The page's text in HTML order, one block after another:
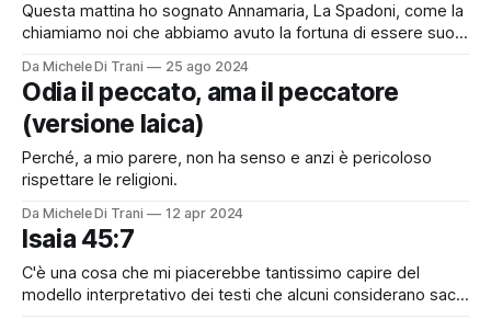
Questa mattina ho sognato Annamaria, La Spadoni, come la
chiamiamo noi che abbiamo avuto la fortuna di essere suoi
seguito, prima di dimenticarlo. Spero che mi perdonerete lo
stile asciutto e il lessico poco ricercato ma voglio fissare i
ricordi sfuggenti
Da Michele Di Trani 25 ago 2024
Odia il peccato, ama il peccatore
(versione laica)
Perché, a mio parere, non ha senso e anzi è pericoloso
rispettare le religioni.
Da Michele Di Trani 12 apr 2024
Isaia 45:7
C'è una cosa che mi piacerebbe tantissimo capire del
modello interpretativo dei testi che alcuni considerano sacri.